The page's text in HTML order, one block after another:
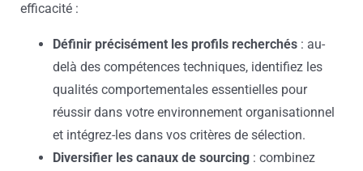
efficacité :
Définir précisément les profils recherchés : au-
delà des compétences techniques, identifiez les
qualités comportementales essentielles pour
réussir dans votre environnement organisationnel
et intégrez-les dans vos critères de sélection.
Diversifier les canaux de sourcing : combinez